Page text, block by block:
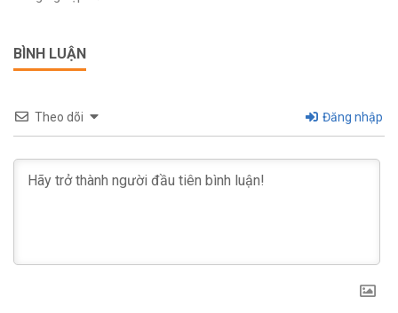
BÌNH LUẬN
Theo dõi Đăng nhập